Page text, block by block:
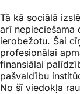
Tā kā sociālā
arī nepieciešama
ierobežotu. Šai
profesionālai
finansiālai
pašvaldību
No šī viedokļa